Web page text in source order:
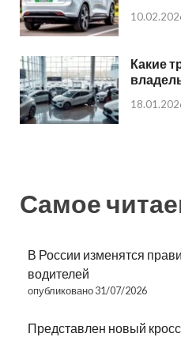
Какие
Самое
В России изменятся
водителей
опубликовано 31/07/2026
Представлен новый